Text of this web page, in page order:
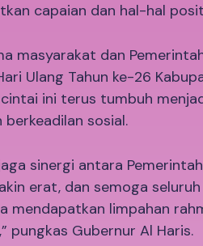
capaian dan hal-hal
masyarakat dan
Ulang Tahun ke-26
ini terus tumbuh
berkeadilan sosial.
sinergi antara
erat, dan semoga
mendapatkan limpahan
pungkas Gubernur Al Haris.